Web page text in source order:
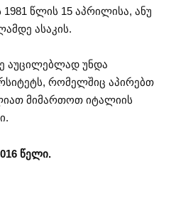
წლის 15 აპრილისა, ანუ
ასაკის.
აუცილებლად უნდა
რომელშიც აპირებთ
მიმართოთ იტალიის
წელი.